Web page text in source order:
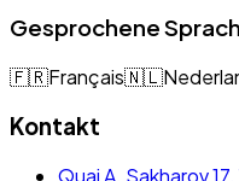
Gesprochene
🇫🇷Français🇳🇱
Kontakt
Quai A. Sakharov